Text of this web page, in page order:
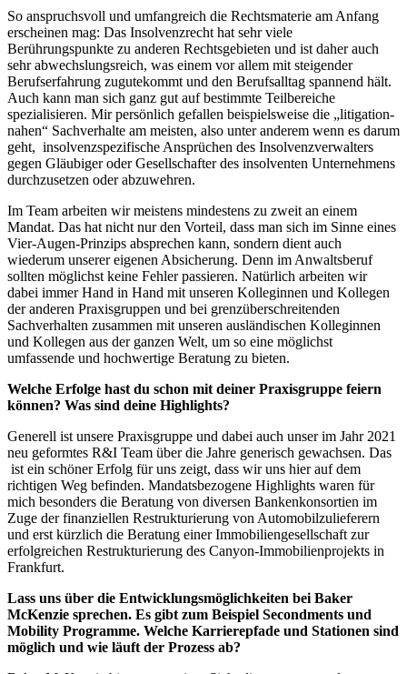
So anspruchsvoll und umfangreich die Rechtsmaterie am Anfang
erscheinen mag: Das Insolvenzrecht hat sehr viele
Berührungspunkte zu anderen Rechtsgebieten und ist daher auch
sehr abwechslungsreich, was einem vor allem mit steigender
Berufserfahrung zugutekommt und den Berufsalltag spannend hält.
Auch kann man sich ganz gut auf bestimmte Teilbereiche
spezialisieren. Mir persönlich gefallen beispielsweise die „litigation-
nahen“ Sachverhalte am meisten, also unter anderem wenn es darum
geht, insolvenzspezifische Ansprüchen des Insolvenzverwalters
gegen Gläubiger oder Gesellschafter des insolventen Unternehmens
durchzusetzen oder abzuwehren.
Im Team arbeiten wir meistens mindestens zu zweit an einem
Mandat. Das hat nicht nur den Vorteil, dass man sich im Sinne eines
Vier-Augen-Prinzips absprechen kann, sondern dient auch
wiederum unserer eigenen Absicherung. Denn im Anwaltsberuf
sollten möglichst keine Fehler passieren. Natürlich arbeiten wir
dabei immer Hand in Hand mit unseren Kolleginnen und Kollegen
der anderen Praxisgruppen und bei grenzüberschreitenden
Sachverhalten zusammen mit unseren ausländischen Kolleginnen
und Kollegen aus der ganzen Welt, um so eine möglichst
umfassende und hochwertige Beratung zu bieten.
Welche Erfolge hast du schon mit deiner Praxisgruppe feiern
können? Was sind deine Highlights?
Generell ist unsere Praxisgruppe und dabei auch unser im Jahr 2021
neu geformtes R&I Team über die Jahre generisch gewachsen. Das
ist ein schöner Erfolg für uns zeigt, dass wir uns hier auf dem
richtigen Weg befinden. Mandatsbezogene Highlights waren für
mich besonders die Beratung von diversen Bankenkonsortien im
Zuge der finanziellen Restrukturierung von Automobilzulieferern
und erst kürzlich die Beratung einer Immobiliengesellschaft zur
erfolgreichen Restrukturierung des Canyon-Immobilienprojekts in
Frankfurt.
Lass uns über die Entwicklungsmöglichkeiten bei Baker
McKenzie sprechen. Es gibt zum Beispiel Secondments und
Mobility Programme. Welche Karrierepfade und Stationen sind
möglich und wie läuft der Prozess ab?